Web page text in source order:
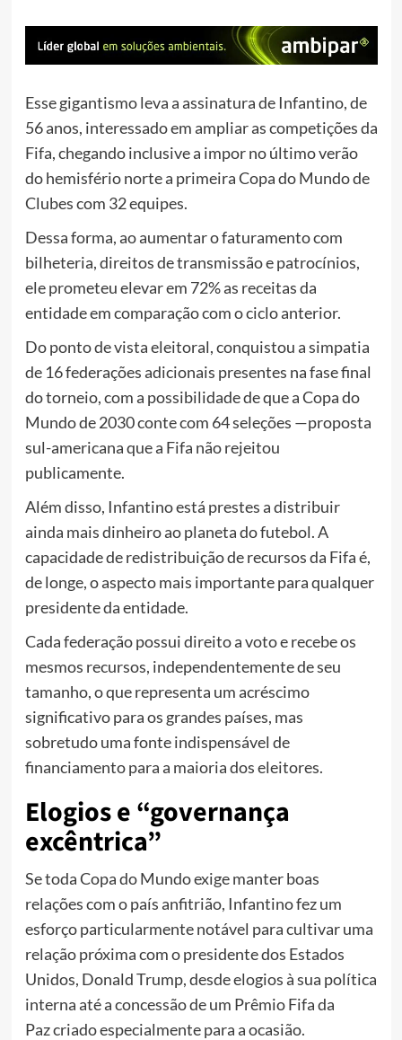
Esse gigantismo leva a assinatura de Infantino, de
56 anos, interessado em ampliar as competições da
Fifa, chegando inclusive a impor no último verão
do hemisfério norte a primeira Copa do Mundo de
Clubes com 32 equipes.
Dessa forma, ao aumentar o faturamento com
bilheteria, direitos de transmissão e patrocínios,
ele prometeu elevar em 72% as receitas da
entidade em comparação com o ciclo anterior.
Do ponto de vista eleitoral, conquistou a simpatia
de 16 federações adicionais presentes na fase final
do torneio, com a possibilidade de que a Copa do
Mundo de 2030 conte com 64 seleções —proposta
sul-americana que a Fifa não rejeitou
publicamente.
Além disso, Infantino está prestes a distribuir
ainda mais dinheiro ao planeta do futebol. A
capacidade de redistribuição de recursos da Fifa é,
de longe, o aspecto mais importante para qualquer
presidente da entidade.
Cada federação possui direito a voto e recebe os
mesmos recursos, independentemente de seu
tamanho, o que representa um acréscimo
significativo para os grandes países, mas
sobretudo uma fonte indispensável de
financiamento para a maioria dos eleitores.
Elogios e “governança
excêntrica”
Se toda Copa do Mundo exige manter boas
relações com o país anfitrião, Infantino fez um
esforço particularmente notável para cultivar uma
relação próxima com o presidente dos Estados
Unidos, Donald Trump, desde elogios à sua política
interna até a concessão de um Prêmio Fifa da
Paz criado especialmente para a ocasião.